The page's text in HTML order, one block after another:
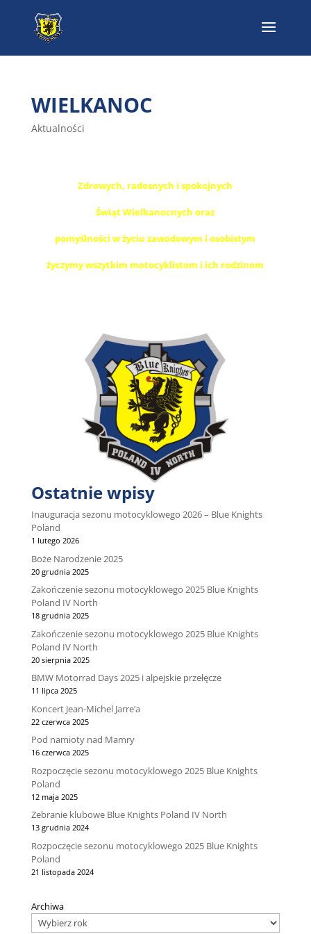
WIELKANOC
Aktualności
Zdrowych, radosnych i spokojnych
Świąt Wielkanocnych oraz
pomyślności w życiu zawodowym i osobistym
życzymy wszytkim motocyklistom i ich rodzinom
Ostatnie wpisy
Inauguracja sezonu motocyklowego 2026 – Blue Knights
Poland
1 lutego 2026
Boże Narodzenie 2025
20 grudnia 2025
Zakończenie sezonu motocyklowego 2025 Blue Knights
Poland IV North
18 grudnia 2025
Zakończenie sezonu motocyklowego 2025 Blue Knights
Poland IV North
20 sierpnia 2025
BMW Motorrad Days 2025 i alpejskie przełęcze
11 lipca 2025
Koncert Jean-Michel Jarre’a
22 czerwca 2025
Pod namioty nad Mamry
16 czerwca 2025
Rozpoczęcie sezonu motocyklowego 2025 Blue Knights
Poland
12 maja 2025
Zebranie klubowe Blue Knights Poland IV North
13 grudnia 2024
Rozpoczęcie sezonu motocyklowego 2025 Blue Knights
Poland
21 listopada 2024
Archiwa